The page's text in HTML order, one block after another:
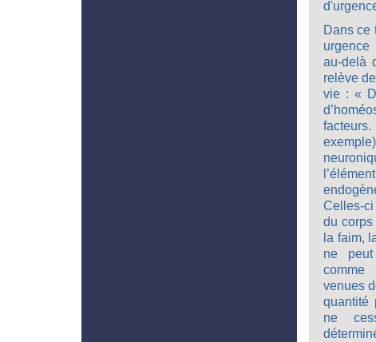
Dans ce
au-delà
relève
vie : «
Celles-
du
la faim,
ne
comme
venues
quantité
ne